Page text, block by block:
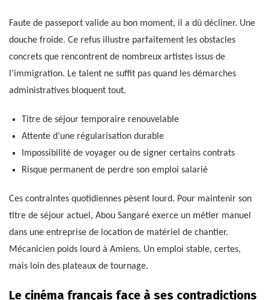
Faute de passeport valide au bon moment, il a dû décliner. Une
douche froide. Ce refus illustre parfaitement les obstacles
concrets que rencontrent de nombreux artistes issus de
l’immigration. Le talent ne suffit pas quand les démarches
administratives bloquent tout.
Titre de séjour temporaire renouvelable
Attente d’une régularisation durable
Impossibilité de voyager ou de signer certains contrats
Risque permanent de perdre son emploi salarié
Ces contraintes quotidiennes pèsent lourd. Pour maintenir son
titre de séjour actuel, Abou Sangaré exerce un métier manuel
dans une entreprise de location de matériel de chantier.
Mécanicien poids lourd à Amiens. Un emploi stable, certes,
mais loin des plateaux de tournage.
Le cinéma français face à ses contradictions